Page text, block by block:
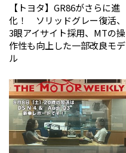
【トヨタ】GR86がさらに進
化！ ソリッドグレー復活、
3眼アイサイト採用、MTの操
作性も向上した一部改良モデ
ル